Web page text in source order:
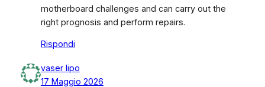
motherboard challenges and can carry out the
right prognosis and perform repairs.
Rispondi
vaser lipo
17 Maggio 2026